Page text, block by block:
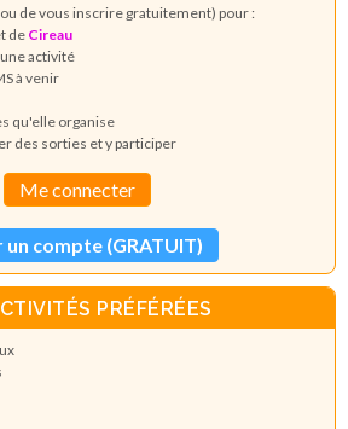
de vous inscrire gratuitement) pour :
deCireau
activité
à venir
qu'elle organise
des sorties et y participer
Me connecter
un compte (GRATUIT)
PRÉFÉRÉES